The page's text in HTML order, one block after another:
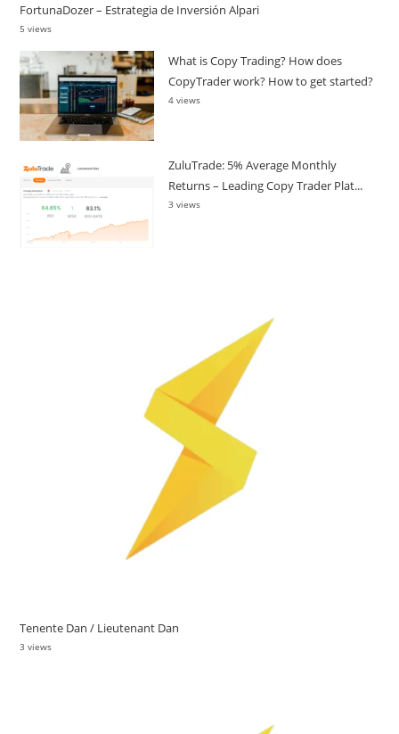
FortunaDozer – Estrategia de Inversión Alpari
5 views
What is Copy Trading? How does
CopyTrader work? How to get started?
4 views
ZuluTrade: 5% Average Monthly
Returns – Leading Copy Trader Plat...
3 views
Tenente Dan / Lieutenant Dan
3 views